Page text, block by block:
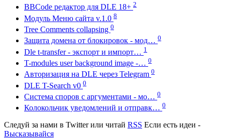
BBCode редактор для DLE 18+ 2
Модуль Меню сайта v.1.0 8
Tree Comments collapsing 0
Защита домена от блокировок - мод… 0
Dle t-transfer - экспорт и импорт… 1
T-modules user background image -… 0
Авторизация на DLE через Telegram 0
DLE T-Search v0 0
Система споров с аргументами - мо… 0
Колокольчик уведомлений и отправк… 0
Следуй за нами в Twitterили читай RSS Если есть идеи -
Высказывайся